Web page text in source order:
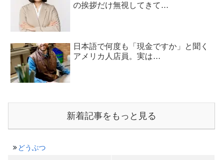
の挨拶だけ無視してきて…
日本語で何度も「現金ですか」と聞く
アメリカ人店員。実は…
新着記事をもっと見る
どうぶつ